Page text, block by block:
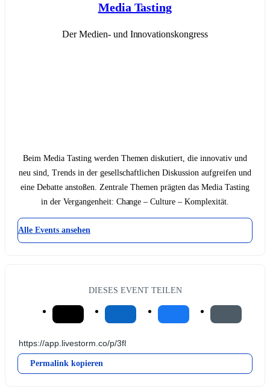
Media Tasting
Der Medien- und Innovationskongress
Beim Media Tasting werden Themen diskutiert, die innovativ und
neu sind, Trends in der gesellschaftlichen Diskussion aufgreifen und
eine Debatte anstoßen. Zentrale Themen prägten das Media Tasting
in der Vergangenheit: Change – Culture – Komplexität.
Alle Events ansehen
DIESES EVENT TEILEN
Permalink kopieren